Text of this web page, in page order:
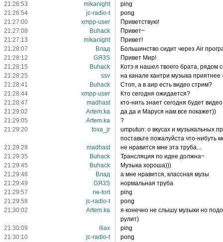
21:26:53
mikanight
ping
21:26:54
jc-radio-t
pong
21:27:00
xmpp-user
Приветствую!
21:27:08
Buhack
Привет~
21:27:13
mikanight
Привет!
21:28:07
Влад
Большинство сидит через Air
21:28:12
GЯ3S
Привет Мир!
21:28:15
Buhack
Котэ я нашел твоего брата, рядом
21:28:25
ssv
на канале кантри музыка приятнее
21:28:41
Buhack
Стоп, а в аир есть видео стрим?
21:28:44
xmpp-user
Кто сегодня ожидается?
21:28:47
madhast
кто-нить знает сегодня будет
21:29:02
Artem.ka
да да и Маруся нам все покажет))
21:29:05
Artem.ka
?
21:29:20
toxa_jr
umputun: о вкусах и музыкальных
поставьте пожалуйста что-нибуть
21:29:28
madhast
не нравится мне эта труба...
21:29:35
Buhack
Трансляция по идее должна~
21:29:45
Buhack
Музыка хороша)))
21:29:46
Влад
а мне нравится, классная музы
21:29:49
GЯ3S
нормальная труба
21:29:57
ne-tort
ping
21:29:58
jc-radio-t
pong
21:30:02
Artem.ka
я конечно не слышу музыки но
рулит)
21:30:09
iliax
ping
21:30:10
jc-radio-t
pong